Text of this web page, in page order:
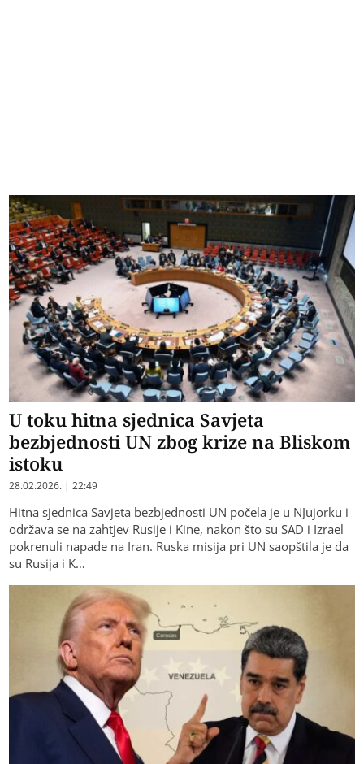
U toku hitna sjednica Savjeta
bezbjednosti UN zbog krize na Bliskom
istoku
28.02.2026. | 22:49
Hitna sjednica Savjeta bezbjednosti UN počela je u NJujorku i
održava se na zahtjev Rusije i Kine, nakon što su SAD i Izrael
pokrenuli napade na Iran. Ruska misija pri UN saopštila je da
su Rusija i K…